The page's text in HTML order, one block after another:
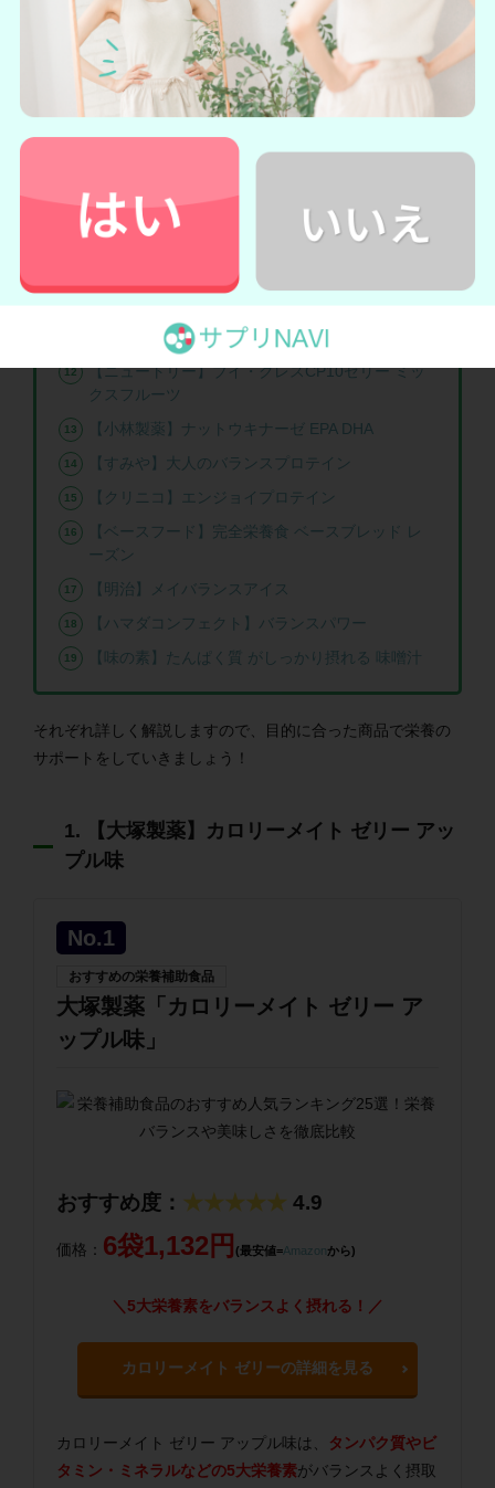
【森永製菓】クリニコ エンジョイクリミール ヨ
ーグルト
【ネスレ】アイソカルゼリー あずき味
【アサヒ】クリーム玄米ブラン ブルーベリー
【ネスレ】アイソカル 高カロリーのやわらかいご
【大塚製薬】ソイジョイ カロリーコントロール
80
るスープ コーンクリーム
【ニュートリー】ブイ・クレスCP10ゼリー ミッ
クスフルーツ
【小林製薬】ナットウキナーゼ EPA DHA
【すみや】大人のバランスプロテイン
【クリニコ】エンジョイプロテイン
【ベースフード】完全栄養食 ベースブレッド レ
ーズン
【明治】メイバランスアイス
【ハマダコンフェクト】バランスパワー
【味の素】たんぱく質 がしっかり摂れる 味噌汁
それぞれ詳しく解説しますので、目的に合った商品で栄養の
サポートをしていきましょう！
1. 【大塚製薬】カロリーメイト ゼリー アッ
プル味
No.1
おすすめの栄養補助食品
大塚製薬「カロリーメイト ゼリー ア
ップル味」
おすすめ度： ★★★★★ 4.9
価格： 6袋1,132円 (最安値=Amazonから)
＼5大栄養素をバランスよく摂れる！／
カロリーメイト ゼリーの詳細を見る
カロリーメイト ゼリー アップル味は、
タンパク質やビ
タミン・ミネラルなどの5大栄養素がバランスよく摂取